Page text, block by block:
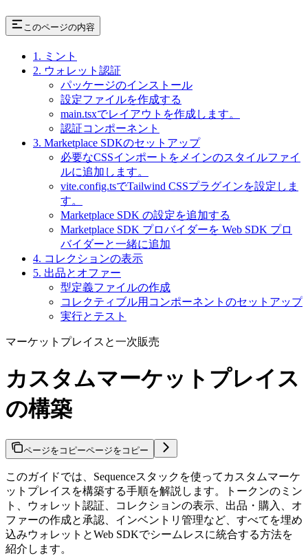
このページの内容
1. ミント
2. ウォレット認証
パッケージのインストール
設定ファイルを作成する
main.tsxでレイアウトを作成します。
認証コンポーネント
3. Marketplace SDKのセットアップ
必要なCSSインポートをメインのスタイルファイ
ルに追加します。
vite.config.tsでTailwind CSSプラグインを設定しま
す。
Marketplace SDK の設定を追加する
Marketplace SDK プロバイダーを Web SDK プロ
バイダーと一緒に追加
4. コレクションの表示
5. 出品とオファー
型定義ファイルの作成
コレクティブル用コンポーネントのセットアップ
実行とテスト
マーケットプレイスと一次販売
カスタムマーケットプレイス
の構築
ページをコピーページをコピー
このガイドでは、Sequenceスタックを使ってカスタムマーケ
ットプレイスを構築する手順を解説します。トークンのミン
ト、ウォレット認証、コレクションの表示、出品・購入、オ
ファーの作成と承認、インベントリ管理など、すべてを埋め
込みウォレットとWeb SDKでシームレスに統合する方法を
紹介します。